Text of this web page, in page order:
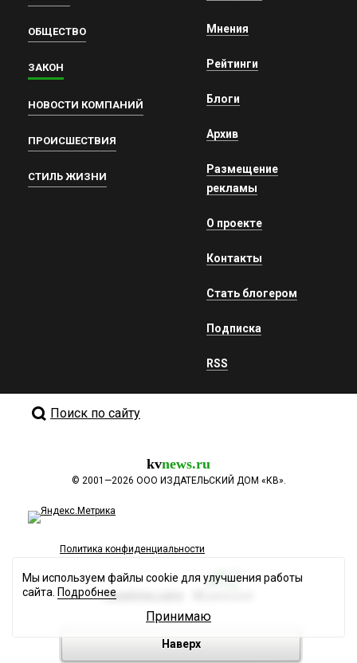
ОБЩЕСТВО
ЗАКОН
НОВОСТИ КОМПАНИЙ
ПРОИСШЕСТВИЯ
СТИЛЬ ЖИЗНИ
Мнения
Рейтинги
Блоги
Архив
Размещение
рекламы
О проекте
Контакты
Стать блогером
Подписка
RSS
Поиск по сайту
kvnews.ru
© 2001—2026 ООО ИЗДАТЕЛЬСКИЙ ДОМ «КВ».
Политика конфиденциальности
Разработка сайта
Наверх
Мы используем файлы cookie для улучшения работы
сайта. Подробнее
Принимаю